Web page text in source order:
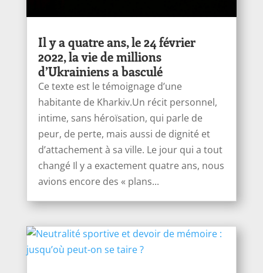
Il y a quatre ans, le 24 février
2022, la vie de millions
d’Ukrainiens a basculé
Ce texte est le témoignage d’une
habitante de Kharkiv.Un récit personnel,
intime, sans héroïsation, qui parle de
peur, de perte, mais aussi de dignité et
d’attachement à sa ville. Le jour qui a tout
changé Il y a exactement quatre ans, nous
avions encore des « plans...